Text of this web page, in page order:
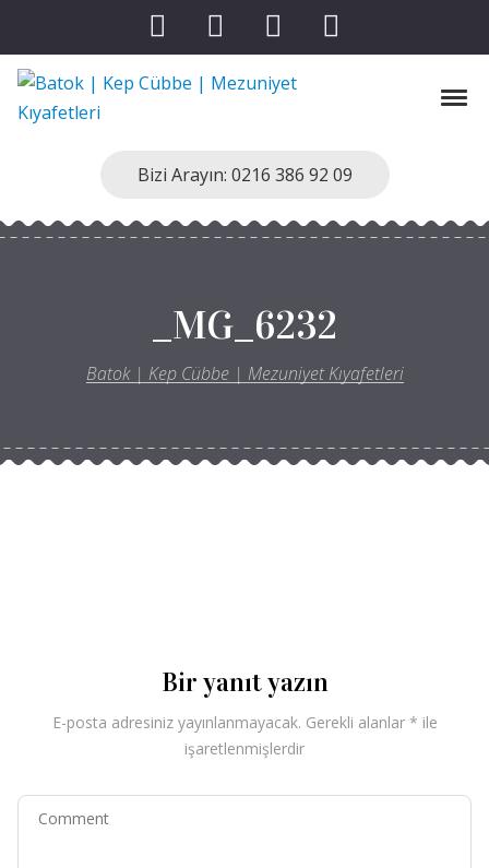
Batok | Kep Cübbe | Mezuniyet Kıyafetleri
Bizi Arayın: 0216 386 92 09
_MG_6232
Batok | Kep Cübbe | Mezuniyet Kıyafetleri
Bir yanıt yazın
E-posta adresiniz yayınlanmayacak. Gerekli alanlar * ile
işaretlenmişlerdir
Comment